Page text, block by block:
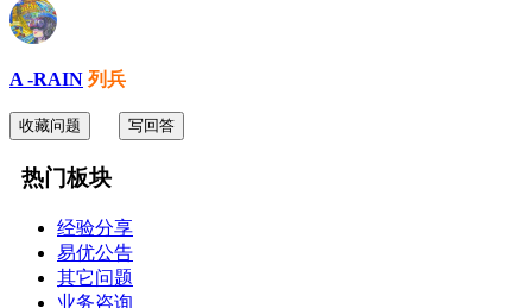
A -RAIN 列兵
收藏问题 写回答
热门板块
经验分享
易优公告
其它问题
业务咨询